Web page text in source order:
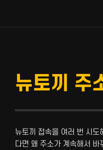
뉴토끼 주
뉴토끼 접속을 여러 번 시
다면 왜 주소가 계속해서